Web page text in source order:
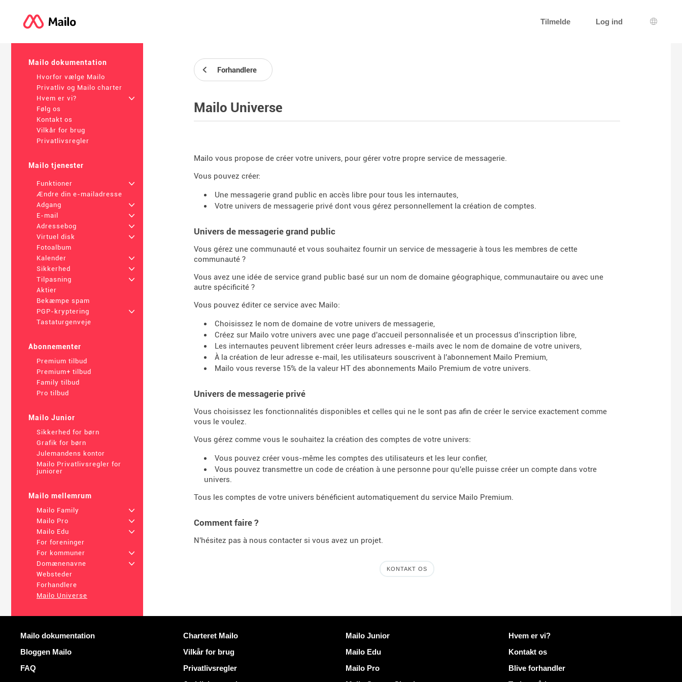
Tilmelde Log ind
Mailo dokumentation
Hvorfor vælge Mailo
Privatliv og Mailo charter
Hvem er vi?
+
Følg os
Kontakt os
Vilkår for brug
Privatlivsregler
Mailo tjenester
Funktioner
+
Ændre din e-mailadresse
Adgang
+
E-mail
+
Adressebog
+
Virtuel disk
+
Fotoalbum
Kalender
+
Sikkerhed
+
Tilpasning
+
Aktier
Bekæmpe spam
PGP-kryptering
+
Tastaturgenveje
Abonnementer
Premium tilbud
Premium+ tilbud
Family tilbud
Pro tilbud
Mailo Junior
Sikkerhed for børn
Grafik for børn
Julemandens kontor
Mailo Privatlivsregler for
juniorer
Mailo mellemrum
Mailo Family
+
Mailo Pro
+
Mailo Edu
+
For foreninger
For kommuner
+
Domænenavne
+
Websteder
Forhandlere
Mailo Universe
Forhandlere
Mailo Universe
Mailo vous propose de créer votre univers, pour gérer votre propre service de messagerie.
Vous pouvez créer:
Une messagerie grand public en accès libre pour tous les internautes,
Votre univers de messagerie privé dont vous gérez personnellement la création de comptes.
Univers de messagerie grand public
Vous gérez une communauté et vous souhaitez fournir un service de messagerie à tous les membres de cette
communauté ?
Vous avez une idée de service grand public basé sur un nom de domaine géographique, communautaire ou avec une
autre spécificité ?
Vous pouvez éditer ce service avec Mailo:
Choisissez le nom de domaine de votre univers de messagerie,
Créez sur Mailo votre univers avec une page d'accueil personnalisée et un processus d'inscription libre,
Les internautes peuvent librement créer leurs adresses e-mails avec le nom de domaine de votre univers,
À la création de leur adresse e-mail, les utilisateurs souscrivent à l'abonnement Mailo Premium,
Mailo vous reverse 15% de la valeur HT des abonnements Mailo Premium de votre univers.
Univers de messagerie privé
Vous choisissez les fonctionnalités disponibles et celles qui ne le sont pas afin de créer le service exactement comme
vous le voulez.
Vous gérez comme vous le souhaitez la création des comptes de votre univers:
Vous pouvez créer vous-même les comptes des utilisateurs et les leur confier,
Vous pouvez transmettre un code de création à une personne pour qu'elle puisse créer un compte dans votre
univers.
Tous les comptes de votre univers bénéficient automatiquement du service Mailo Premium.
Comment faire ?
N'hésitez pas à nous contacter si vous avez un projet.
KONTAKT OS
Mere information
Mailo dokumentation
Bloggen Mailo
FAQ
Nyttige links
Charteret Mailo
Vilkår for brug
Privatlivsregler
Opdag Mailo
Mailo Junior
Mailo Edu
Mailo Pro
Flere oplysninger på Mailo
Hvem er vi?
Kontakt os
Blive forhandler